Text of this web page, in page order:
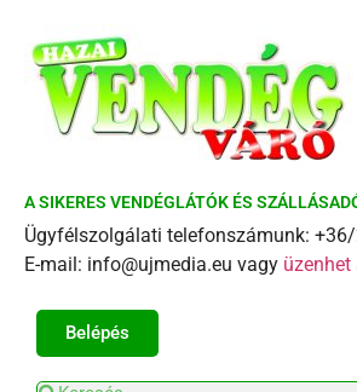
A SIKERES VENDÉGLÁTÓK ÉS
Ügyfélszolgálati telefonszámunk:
E-mail: info@ujmedia.eu vagy üzenhet
Belépés